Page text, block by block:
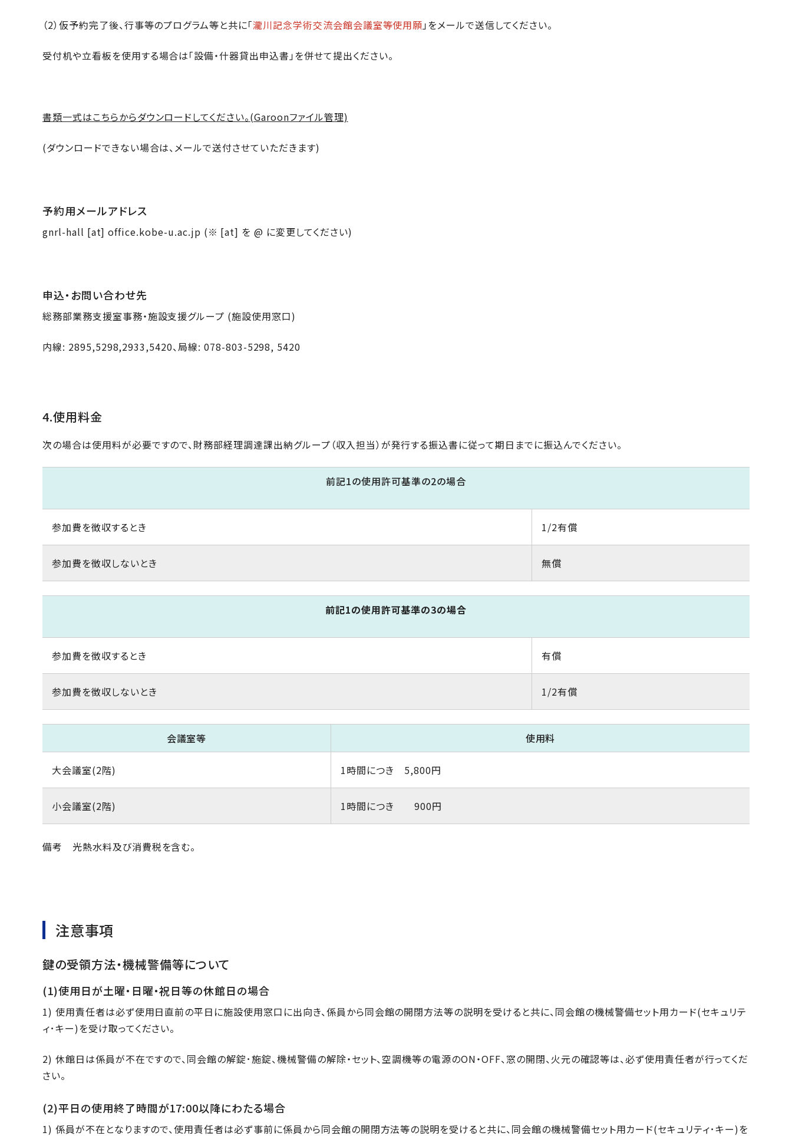
（2）仮予約完了後、行事等のプログラム等と共に「瀧川記念学術交流会館会議室等使用願」をメールで送信してください。
受付机や立看板を使用する場合は「設備・什器貸出申込書」を併せて提出ください。
書類一式はこちらからダウンロードしてください。(Garoonファイル管理)
(ダウンロードできない場合は、メールで送付させていただきます)
予約用メールアドレス
gnrl-hall [at] office.kobe-u.ac.jp (※ [at] を @ に変更してください)
申込・お問い合わせ先
総務部業務支援室事務・施設支援グループ (施設使用窓口)
内線: 2895,5298,2933,5420、局線: 078-803-5298, 5420
4.使用料金
次の場合は使用料が必要ですので、財務部経理調達課出納グループ（収入担当）が発行する振込書に従って期日までに振込んでください。
前記1の使用許可基準の2の場合
参加費を徴収するとき 1/2有償
参加費を徴収しないとき 無償
前記1の使用許可基準の3の場合
参加費を徴収するとき 有償
参加費を徴収しないとき 1/2有償
会議室等 使用料
大会議室(2階) 1時間につき 5,800円
小会議室(2階) 1時間につき 900円
備考 光熱水料及び消費税を含む。
注意事項
鍵の受領方法・機械警備等について
(1)使用日が土曜・日曜・祝日等の休館日の場合
1) 使用責任者は必ず使用日直前の平日に施設使用窓口に出向き、係員から同会館の開閉方法等の説明を受けると共に、同会館の機械警備セット用カード(セキュリテ
ィ･キー)を受け取ってください。
2) 休館日は係員が不在ですので、同会館の解錠･施錠、機械警備の解除・セット、空調機等の電源のON・OFF、窓の開閉、火元の確認等は、必ず使用責任者が行ってくだ
さい。
(2)平日の使用終了時間が17:00以降にわたる場合
1) 係員が不在となりますので、使用責任者は必ず事前に係員から同会館の開閉方法等の説明を受けると共に、同会館の機械警備セット用カード(セキュリティ･キー)を